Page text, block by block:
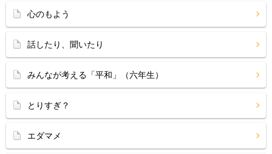
心のもよう
話したり、聞いたり
みんなが考える「平和」（六年生）
とりすぎ？
エダマメ